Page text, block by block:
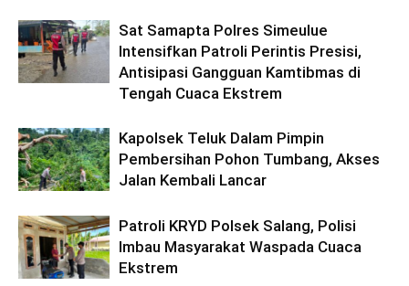
Sat Samapta Polres Simeulue
Intensifkan Patroli Perintis Presisi,
Antisipasi Gangguan Kamtibmas di
Tengah Cuaca Ekstrem
Kapolsek Teluk Dalam Pimpin
Pembersihan Pohon Tumbang, Akses
Jalan Kembali Lancar
Patroli KRYD Polsek Salang, Polisi
Imbau Masyarakat Waspada Cuaca
Ekstrem